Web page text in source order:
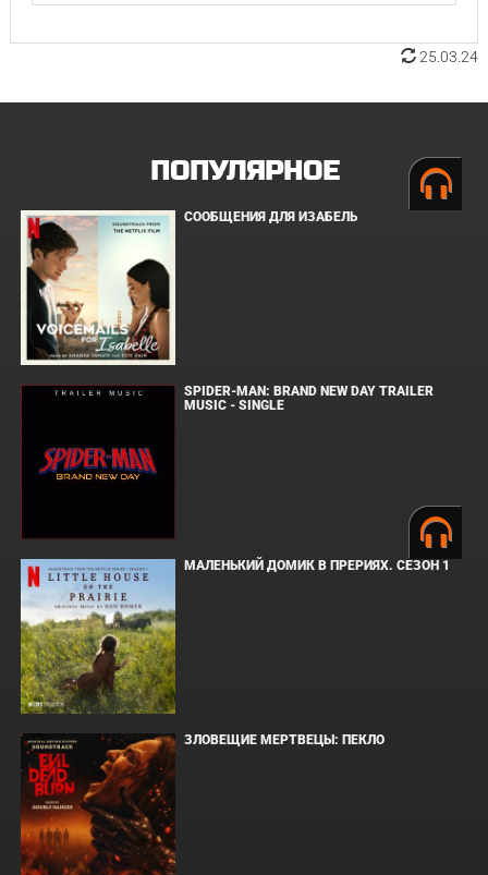
25.03.24
ПОПУЛЯРНОЕ
СООБЩЕНИЯ ДЛЯ ИЗАБЕЛЬ
SPIDER-MAN: BRAND NEW DAY TRAILER
MUSIC - SINGLE
МАЛЕНЬКИЙ ДОМИК В ПРЕРИЯХ. СЕЗОН 1
ЗЛОВЕЩИЕ МЕРТВЕЦЫ: ПЕКЛО